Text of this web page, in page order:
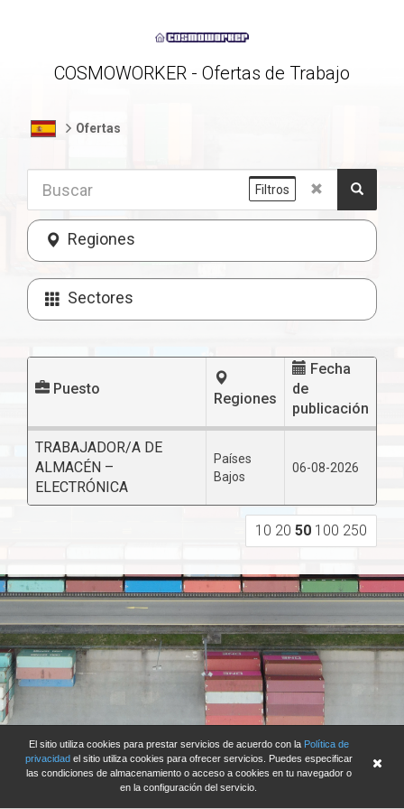
El sitio utiliza cookies para prestar servicios de acuerdo con la Política de
privacidadel sitio utiliza cookies para ofrecer servicios. Puedes especificar
las condiciones de almacenamiento o acceso a cookies en tu navegador o
en la configuración del servicio.
COSMOWORKER - Ofertas de Trabajo
Ofertas
Regiones
Sectores
Filtros
Puesto
Regiones
Fecha
de
publicación
TRABAJADOR/A DE
ALMACÉN –
ELECTRÓNICA
Países
Bajos
06-08-2026
10 20 50 100 250